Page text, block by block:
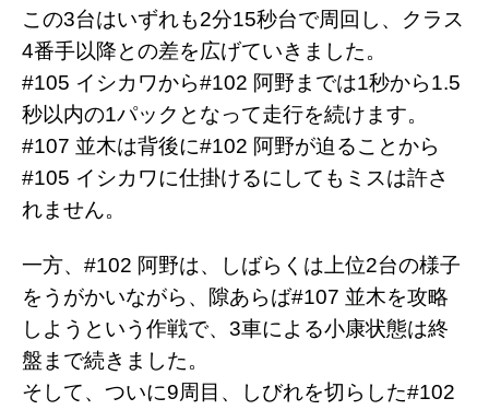
この3台はいずれも2分15秒台で周回し、クラス
4番手以降との差を広げていきました。
#105 イシカワから#102 阿野までは1秒から1.5
秒以内の1パックとなって走行を続けます。
#107 並木は背後に#102 阿野が迫ることから
#105 イシカワに仕掛けるにしてもミスは許さ
れません。
一方、#102 阿野は、しばらくは上位2台の様子
をうがかいながら、隙あらば#107 並木を攻略
しようという作戦で、3車による小康状態は終
盤まで続きました。
そして、ついに9周目、しびれを切らした#102